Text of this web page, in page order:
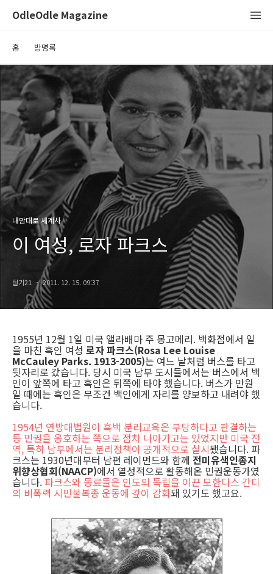
OdleOdle Magazine
홈 방명록
내맘대로 세계사
이 여성, 로자 파크스
딸기21 2011. 12. 15. 09:37
1955년 12월 1일 미국 앨라배마 주 몽고메리. 백화점에서 일
을 마친 흑인 여성 로자 파크스(Rosa Lee Louise
McCauley Parks. 1913-2005)는 여느 날처럼 버스를 타고
뒷자리로 갔습니다. 당시 미국 남부 도시들에서는 버스에서 백
인이 앞쪽에 타고 흑인은 뒤쪽에 타야 했습니다. 버스가 만원
일 때에는 흑인은 무조건 백인에게 자리를 양보하고 내려야 했
습니다.
1954년 연방대법원이 흑백 분리교육은 부당하다고 판결하는
등 민권을 옹호하는 쪽으로 점차 나아가고는 있었지만 미국 전
역, 특히 남부에서는 분리정책이 공개적으로 실시됐습니다. 파
크스는 1930년대부터 남편 레이먼드와 함께 전미유색인종지
위향상협회(NAACP)에서 열성적으로 활동해온 민권운동가였
습니다. 파크스와 동료들은 인도의 독립을 이끈 모한다스 간디
의 비폭력 시민불복종 운동에 깊이 감화돼 있기도 했고요.